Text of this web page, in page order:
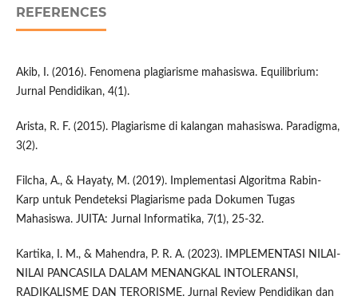
REFERENCES
Akib, I. (2016). Fenomena plagiarisme mahasiswa. Equilibrium:
Jurnal Pendidikan, 4(1).
Arista, R. F. (2015). Plagiarisme di kalangan mahasiswa. Paradigma,
3(2).
Filcha, A., & Hayaty, M. (2019). Implementasi Algoritma Rabin-
Karp untuk Pendeteksi Plagiarisme pada Dokumen Tugas
Mahasiswa. JUITA: Jurnal Informatika, 7(1), 25-32.
Kartika, I. M., & Mahendra, P. R. A. (2023). IMPLEMENTASI NILAI-
NILAI PANCASILA DALAM MENANGKAL INTOLERANSI,
RADIKALISME DAN TERORISME. Jurnal Review Pendidikan dan